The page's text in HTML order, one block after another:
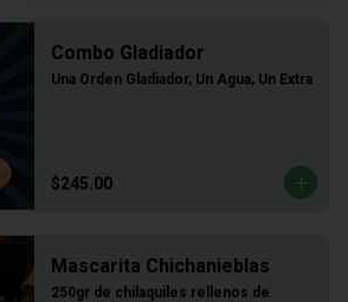
Combo Gladiador
Una Orden Gladiador, Un Agua, Un Extra
$245.00
Mascarita Chichanieblas
250gr de chilaquiles rellenos de